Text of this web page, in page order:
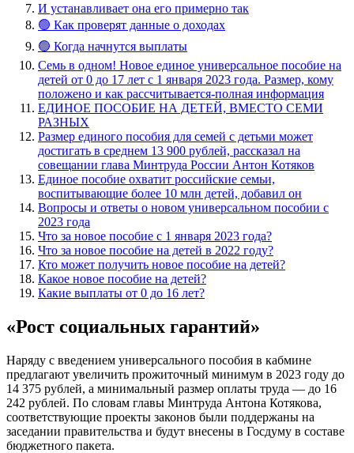
И устанавливает она его примерно так
🟢 Как проверят данные о доходах
🟢 Когда начнутся выплаты
Семь в одном! Новое единое универсальное пособие на
детей от 0 до 17 лет с 1 января 2023 года. Размер, кому
положено и как рассчитывается-полная информация
ЕДИНОЕ ПОСОБИЕ НА ДЕТЕЙ, ВМЕСТО СЕМИ
РАЗНЫХ
Размер единого пособия для семей с детьми может
достигать в среднем 13 900 рублей, рассказал на
совещании глава Минтруда России Антон Котяков
Единое пособие охватит российские семьи,
воспитывающие более 10 млн детей, добавил он
Вопросы и ответы о новом универсальном пособии с
2023 года
Что за новое пособие с 1 января 2023 года?
Что за новое пособие на детей в 2022 году?
Кто может получить новое пособие на детей?
Какое новое пособие на детей?
Какие выплаты от 0 до 16 лет?
«Рост социальных гарантий»
Наряду с введением универсального пособия в кабмине
предлагают увеличить прожиточный минимум в 2023 году до
14 375 рублей, а минимальный размер оплаты труда — до 16
242 рублей. По словам главы Минтруда Антона Котякова,
соответствующие проекты законов были поддержаны на
заседании правительства и будут внесены в Госдуму в составе
бюджетного пакета.